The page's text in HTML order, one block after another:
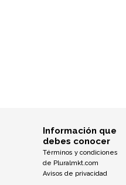
Información que
debes conocer
Términos y condiciones
de Pluralmkt.com
Avisos de privacidad